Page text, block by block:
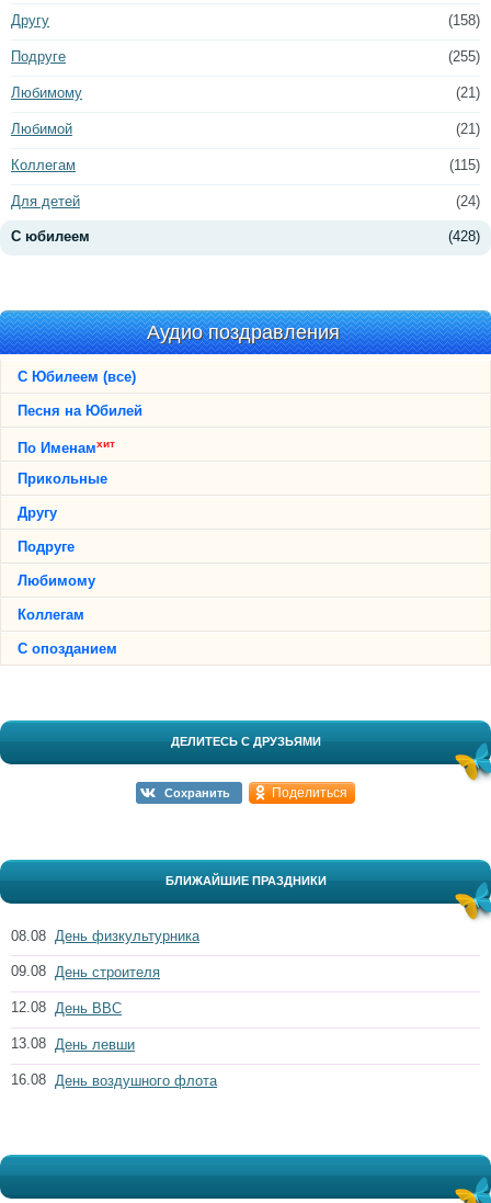
(158)
Другу
(255)
Подруге
(21)
Любимому
(21)
Любимой
(115)
Коллегам
(24)
Для детей
(428)
С юбилеем
Аудио поздравления
С Юбилеем (все)
Песня на Юбилей
По Именамхит
Прикольные
Другу
Подруге
Любимому
Коллегам
С опозданием
ДЕЛИТЕСЬ С ДРУЗЬЯМИ
Сохранить Поделиться
БЛИЖАЙШИЕ ПРАЗДНИКИ
08.08 День физкультурника
09.08 День строителя
12.08 День ВВС
13.08 День левши
16.08 День воздушного флота